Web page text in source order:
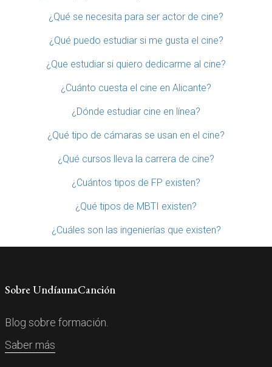
¿Qué se necesita para ser actor de cine?
¿Qué puedo estudiar si me gusta el cine?
¿Que estudiar si quiero dedicarme al cine?
¿Cuánto cuesta el cine en Alicante?
¿Dónde estudiar cine en línea?
¿Qué tipo de cámaras se usan en el cine?
¿Qué cursos lleva la carrera de cine?
¿Cuántos tipos de FP existen?
¿Qué tipos de MBTI existen?
¿Cuáles son las ingenierías que existen?
Sobre UndíaunaCanción
Blog sobre formación.
Saber más